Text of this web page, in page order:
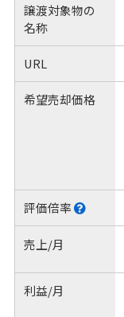
譲渡対象物の
名称
URL
希望売却価格
評価倍率
売上/月
利益/月